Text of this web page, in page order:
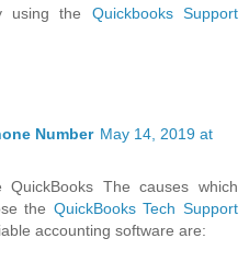
using the Quickbooks Support
Number May 14, 2019 at
The causes which
the QuickBooks Tech Support
accounting software are: